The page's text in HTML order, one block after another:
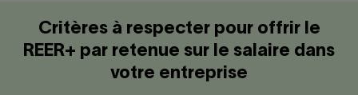
Critères à respecter pour offrir le
REER+ par retenue sur le salaire dans
votre entreprise